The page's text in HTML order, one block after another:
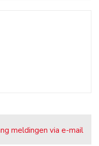
meldingen via e-mail